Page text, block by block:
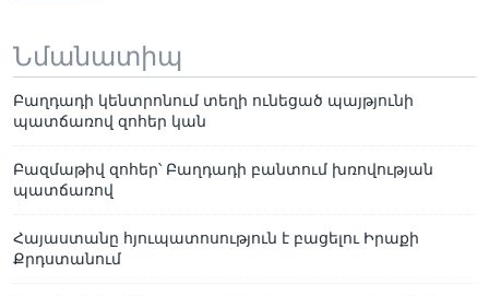
Նմանատիպ
Բաղդադի կենտրոնում տեղի ունեցած պայթյունի
պատճառով զոհեր կան
Բազմաթիվ զոհեր՝ Բաղդադի բանտում խռովության
պատճառով
Հայաստանը հյուպատոսություն է բացելու Իրաքի
Քրդստանում